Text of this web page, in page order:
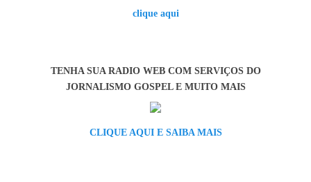
clique aqui
TENHA SUA RADIO WEB COM SERVIÇOS DO
JORNALISMO GOSPEL E MUITO MAIS
CLIQUE AQUI E SAIBA MAIS